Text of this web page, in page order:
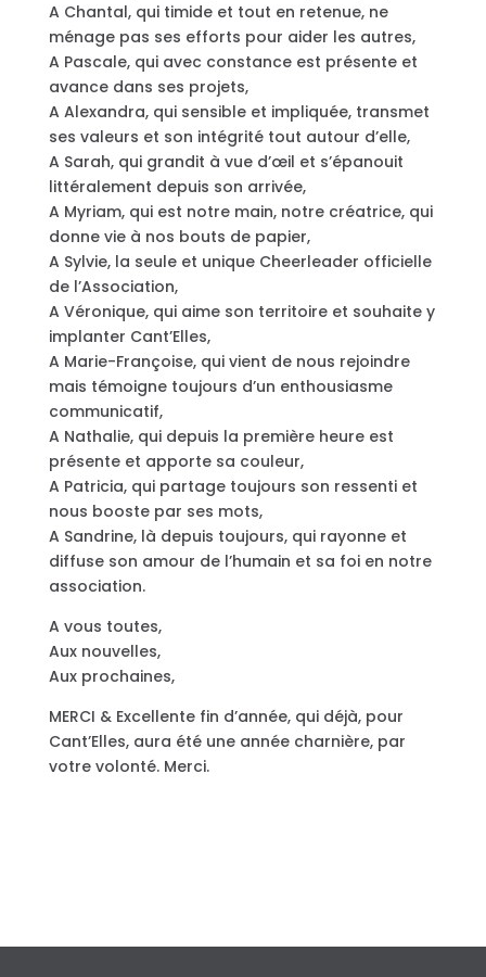
A Chantal, qui timide et tout en retenue, ne
ménage pas ses efforts pour aider les autres,
A Pascale, qui avec constance est présente et
avance dans ses projets,
A Alexandra, qui sensible et impliquée, transmet
ses valeurs et son intégrité tout autour d’elle,
A Sarah, qui grandit à vue d’œil et s’épanouit
littéralement depuis son arrivée,
A Myriam, qui est notre main, notre créatrice, qui
donne vie à nos bouts de papier,
A Sylvie, la seule et unique Cheerleader officielle
de l’Association,
A Véronique, qui aime son territoire et souhaite y
implanter Cant’Elles,
A Marie-Françoise, qui vient de nous rejoindre
mais témoigne toujours d’un enthousiasme
communicatif,
A Nathalie, qui depuis la première heure est
présente et apporte sa couleur,
A Patricia, qui partage toujours son ressenti et
nous booste par ses mots,
A Sandrine, là depuis toujours, qui rayonne et
diffuse son amour de l’humain et sa foi en notre
association.
A vous toutes,
Aux nouvelles,
Aux prochaines,
MERCI & Excellente fin d’année, qui déjà, pour
Cant’Elles, aura été une année charnière, par
votre volonté. Merci.